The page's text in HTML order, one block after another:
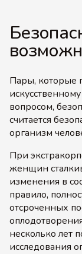
Пары, которые
вопросом,
считается
организм
При
женщин
изменения в
правило,
отсроченных
несколько лет
исследования